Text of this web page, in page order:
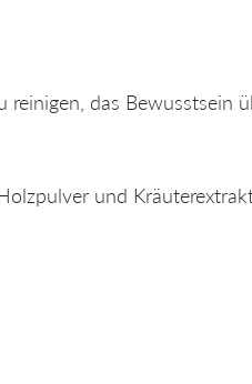
das Bewusstsein
und